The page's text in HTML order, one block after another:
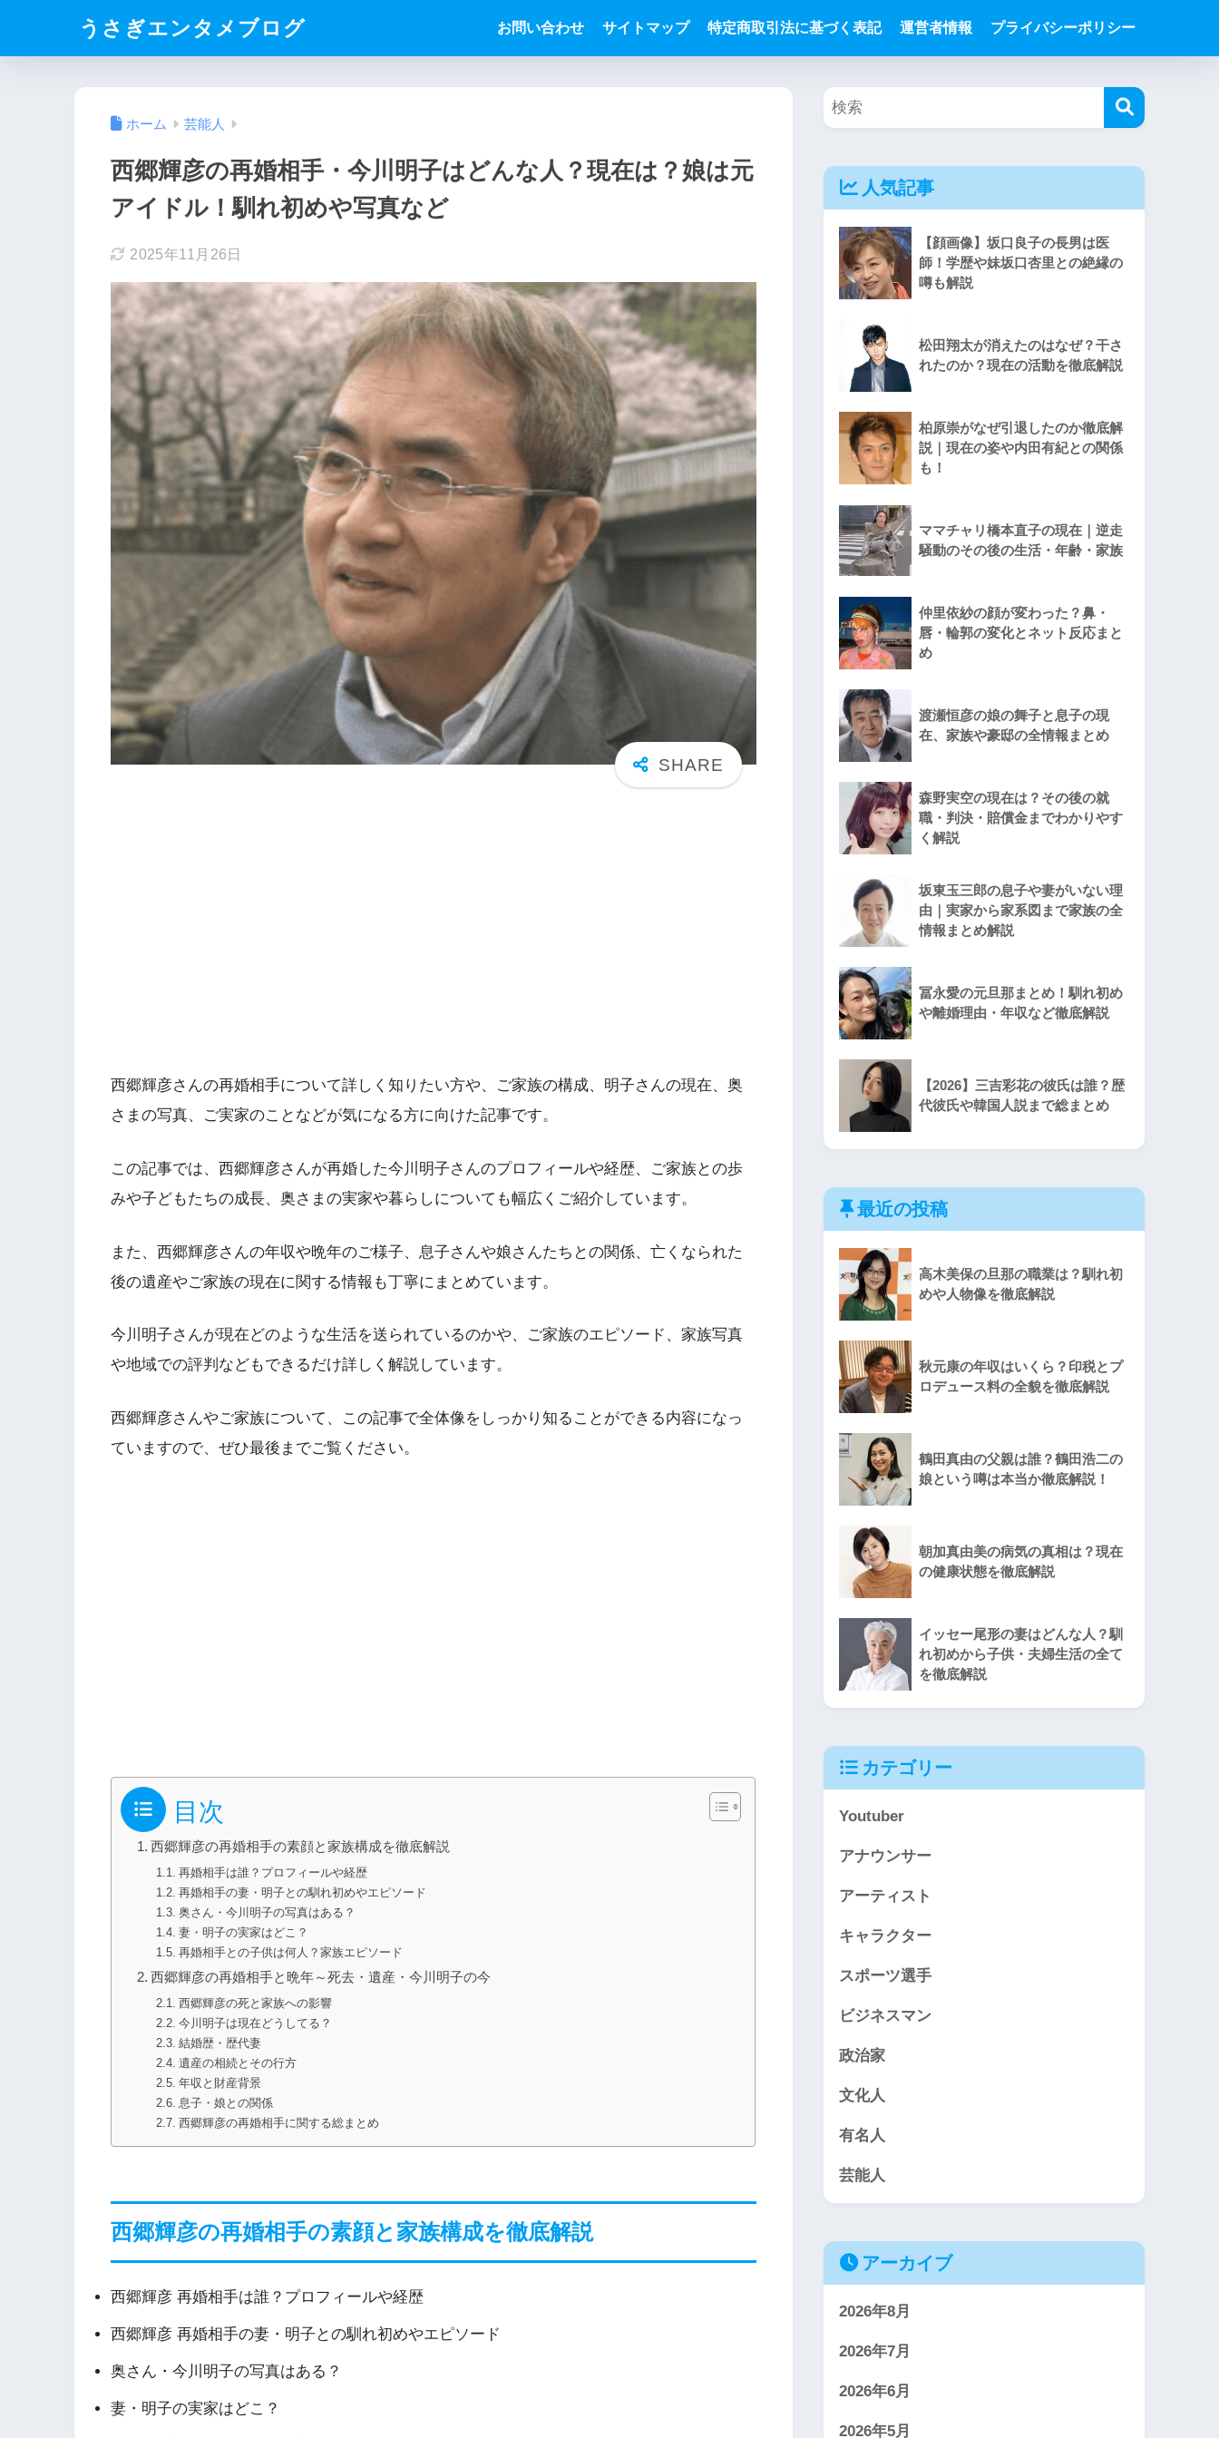
うさぎエンタメブログ お問い合わせ サイトマップ 特定商取引法に基づく表記 運営者情報 プライバシーポリシー
ホーム 芸能人
西郷輝彦の再婚相手・今川明子はどんな人？現在は？娘は元
アイドル！馴れ初めや写真など
2025年11月26日
西郷輝彦さんの再婚相手について詳しく知りたい方や、ご家族の構成、明子さんの現在、奥
さまの写真、ご実家のことなどが気になる方に向けた記事です。
この記事では、西郷輝彦さんが再婚した今川明子さんのプロフィールや経歴、ご家族との歩
みや子どもたちの成長、奥さまの実家や暮らしについても幅広くご紹介しています。
また、西郷輝彦さんの年収や晩年のご様子、息子さんや娘さんたちとの関係、亡くなられた
後の遺産やご家族の現在に関する情報も丁寧にまとめています。
今川明子さんが現在どのような生活を送られているのかや、ご家族のエピソード、家族写真
や地域での評判などもできるだけ詳しく解説しています。
西郷輝彦さんやご家族について、この記事で全体像をしっかり知ることができる内容になっ
ていますので、ぜひ最後までご覧ください。
目次
西郷輝彦の再婚相手の素顔と家族構成を徹底解説
再婚相手は誰？プロフィールや経歴
再婚相手の妻・明子との馴れ初めやエピソード
奥さん・今川明子の写真はある？
妻・明子の実家はどこ？
再婚相手との子供は何人？家族エピソード
西郷輝彦の再婚相手と晩年～死去・遺産・今川明子の今
西郷輝彦の死と家族への影響
今川明子は現在どうしてる？
結婚歴・歴代妻
遺産の相続とその行方
年収と財産背景
息子・娘との関係
西郷輝彦の再婚相手に関する総まとめ
西郷輝彦の再婚相手の素顔と家族構成を徹底解説
西郷輝彦 再婚相手は誰？プロフィールや経歴
西郷輝彦 再婚相手の妻・明子との馴れ初めやエピソード
奥さん・今川明子の写真はある？
妻・明子の実家はどこ？
人気記事
【顔画像】坂口良子の長男は医
師！学歴や妹坂口杏里との絶縁の
噂も解説
松田翔太が消えたのはなぜ？干さ
れたのか？現在の活動を徹底解説
柏原崇がなぜ引退したのか徹底解
説｜現在の姿や内田有紀との関係
も！
ママチャリ橋本直子の現在｜逆走
騒動のその後の生活・年齢・家族
仲里依紗の顔が変わった？鼻・
唇・輪郭の変化とネット反応まと
め
渡瀬恒彦の娘の舞子と息子の現
在、家族や豪邸の全情報まとめ
森野実空の現在は？その後の就
職・判決・賠償金までわかりやす
く解説
坂東玉三郎の息子や妻がいない理
由｜実家から家系図まで家族の全
情報まとめ解説
冨永愛の元旦那まとめ！馴れ初め
や離婚理由・年収など徹底解説
【2026】三吉彩花の彼氏は誰？歴
代彼氏や韓国人説まで総まとめ
最近の投稿
高木美保の旦那の職業は？馴れ初
めや人物像を徹底解説
秋元康の年収はいくら？印税とプ
ロデュース料の全貌を徹底解説
鶴田真由の父親は誰？鶴田浩二の
娘という噂は本当か徹底解説！
朝加真由美の病気の真相は？現在
の健康状態を徹底解説
イッセー尾形の妻はどんな人？馴
れ初めから子供・夫婦生活の全て
を徹底解説
カテゴリー
Youtuber
アナウンサー
アーティスト
キャラクター
スポーツ選手
ビジネスマン
政治家
文化人
有名人
芸能人
アーカイブ
2026年8月
2026年7月
2026年6月
2026年5月